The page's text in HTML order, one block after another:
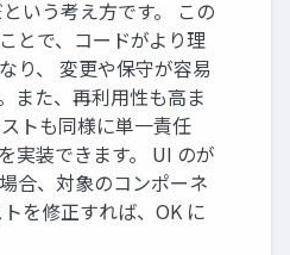
いう考え方です。 この
とで、コードがより理
り、 変更や保守が容易
また、再利用性も高ま
トも同様に単一責任
実装できます。 UI のが
合、対象のコンポーネ
を修正すれば、OK に